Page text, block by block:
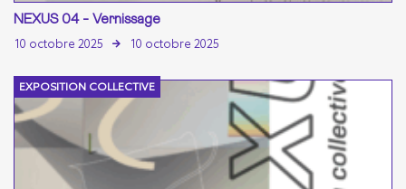
NEXUS 04 - Vernissage
10 octobre 2025 10 octobre 2025
EXPOSITION COLLECTIVE